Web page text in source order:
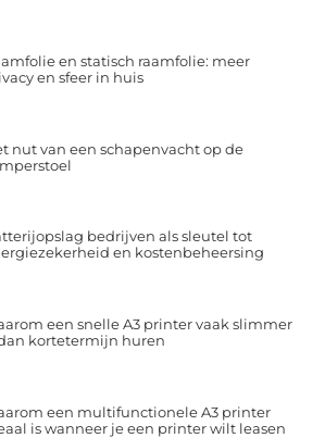
en statisch raamfolie: meer
en sfeer in huis
nut van een schapenvacht op de
bedrijven als sleutel tot
en kostenbeheersing
een snelle A3 printer vaak slimmer
kortetermijn huren
een multifunctionele A3 printer
is wanneer je een printer wilt leasen